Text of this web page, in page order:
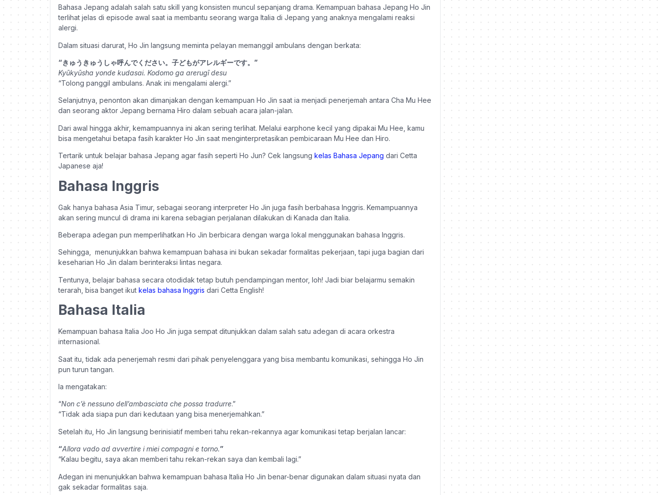
Bahasa Jepang adalah salah satu skill yang konsisten muncul sepanjang drama. Kemampuan bahasa Jepang Ho Jin
terlihat jelas di episode awal saat ia membantu seorang warga Italia di Jepang yang anaknya mengalami reaksi
alergi.
Dalam situasi darurat, Ho Jin langsung meminta pelayan memanggil ambulans dengan berkata:
“きゅうきゅうしゃ呼んでください。子どもがアレルギーです。”
Kyūkyūsha yonde kudasai. Kodomo ga arerugī desu
“Tolong panggil ambulans. Anak ini mengalami alergi.”
Selanjutnya, penonton akan dimanjakan dengan kemampuan Ho Jin saat ia menjadi penerjemah antara Cha Mu Hee
dan seorang aktor Jepang bernama Hiro dalam sebuah acara jalan-jalan.
Dari awal hingga akhir, kemampuannya ini akan sering terlihat. Melalui earphone kecil yang dipakai Mu Hee, kamu
bisa mengetahui betapa fasih karakter Ho Jin saat menginterpretasikan pembicaraan Mu Hee dan Hiro.
Tertarik untuk belajar bahasa Jepang agar fasih seperti Ho Jun? Cek langsung kelas Bahasa Jepang dari Cetta
Japanese aja!
Bahasa Inggris
Gak hanya bahasa Asia Timur, sebagai seorang interpreter Ho Jin juga fasih berbahasa Inggris. Kemampuannya
akan sering muncul di drama ini karena sebagian perjalanan dilakukan di Kanada dan Italia.
Beberapa adegan pun memperlihatkan Ho Jin berbicara dengan warga lokal menggunakan bahasa Inggris.
Sehingga, menunjukkan bahwa kemampuan bahasa ini bukan sekadar formalitas pekerjaan, tapi juga bagian dari
keseharian Ho Jin dalam berinteraksi lintas negara.
Tentunya, belajar bahasa secara otodidak tetap butuh pendampingan mentor, loh! Jadi biar belajarmu semakin
terarah, bisa banget ikut kelas bahasa Inggris dari Cetta English!
Bahasa Italia
Kemampuan bahasa Italia Joo Ho Jin juga sempat ditunjukkan dalam salah satu adegan di acara orkestra
internasional.
Saat itu, tidak ada penerjemah resmi dari pihak penyelenggara yang bisa membantu komunikasi, sehingga Ho Jin
pun turun tangan.
Ia mengatakan:
“Non c’è nessuno dell’ambasciata che possa tradurre.”
“Tidak ada siapa pun dari kedutaan yang bisa menerjemahkan.”
Setelah itu, Ho Jin langsung berinisiatif memberi tahu rekan-rekannya agar komunikasi tetap berjalan lancar:
“Allora vado ad avvertire i miei compagni e torno.”
“Kalau begitu, saya akan memberi tahu rekan-rekan saya dan kembali lagi.”
Adegan ini menunjukkan bahwa kemampuan bahasa Italia Ho Jin benar-benar digunakan dalam situasi nyata dan
gak sekadar formalitas saja.